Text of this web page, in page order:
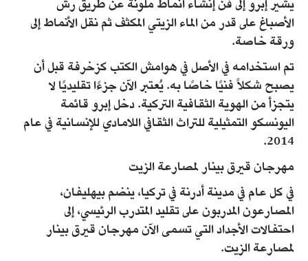
يشير إبرو إلى فن إنشاء أنماط ملونة عن طريق رش
الأصباغ على قدر من الماء الزيتي المكثف ثم نقل الأنماط إلى
ورقة خاصة.
تم استخدامه في الأصل في هوامش الكتب كزخرفة قبل أن
يصبح شكلاً فنيًا خاصًا به. يُعتبر الآن جزءًا تقليديًا لا
يتجزأ من الهوية الثقافية التركية. دخل إبرو قائمة
اليونسكو التمثيلية للتراث الثقافي اللامادي للإنسانية في عام
2014.
مهرجان قيرق بينار لمصارعة الزيت
في كل عام في مدينة أدرنة في تركيا، ينضم بيهليفان،
المصارعون المدربون على تقليد المتدرب الرئيسي، إلى
احتفالات الأجداد التي تسمى الآن مهرجان قيرق بينار
لمصارعة الزيت.